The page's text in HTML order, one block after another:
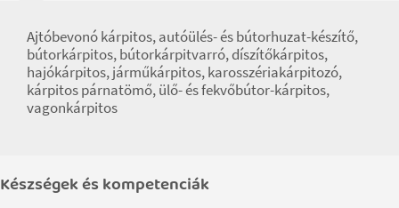
Ajtóbevonó kárpitos, autóülés- és bútorhuzat-készítő,
bútorkárpitos, bútorkárpitvarró, díszítőkárpitos,
hajókárpitos, járműkárpitos, karosszériakárpitozó,
kárpitos párnatömő, ülő- és fekvőbútor-kárpitos,
vagonkárpitos
Készségek és kompetenciák